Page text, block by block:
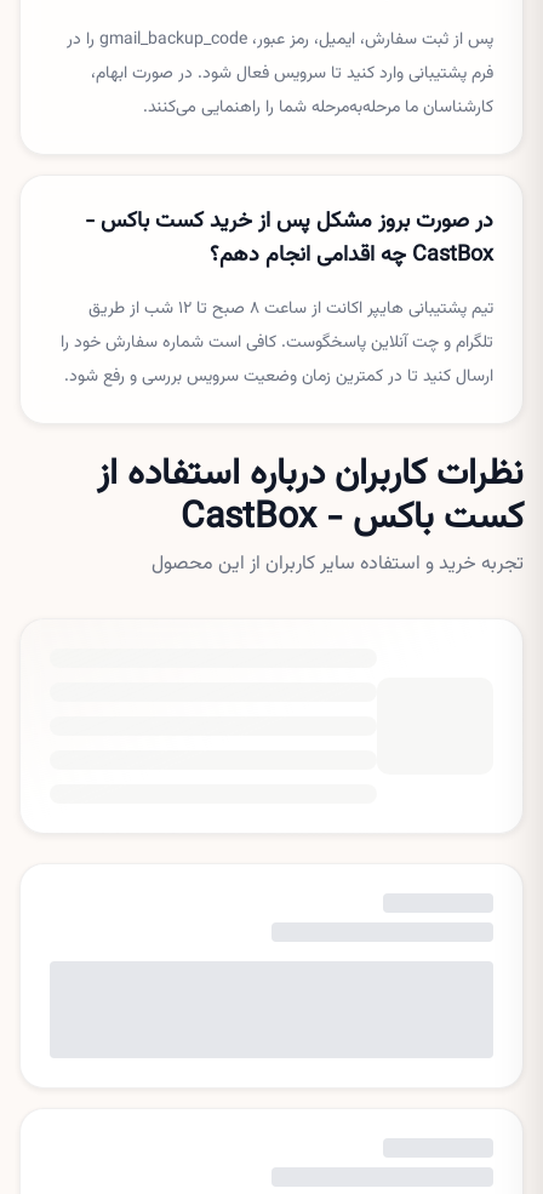
پس از ثبت سفارش، ایمیل، رمز عبور، gmail_backup_code را در
فرم پشتیبانی وارد کنید تا سرویس فعال شود. در صورت ابهام،
کارشناسان ما مرحله‌به‌مرحله شما را راهنمایی می‌کنند.
در صورت بروز مشکل پس از خرید کست باکس -
CastBox چه اقدامی انجام دهم؟
تیم پشتیبانی هایپر اکانت از ساعت ۸ صبح تا ۱۲ شب از طریق
تلگرام و چت آنلاین پاسخگوست. کافی است شماره سفارش خود را
ارسال کنید تا در کمترین زمان وضعیت سرویس بررسی و رفع شود.
نظرات کاربران درباره استفاده از
کست باکس - CastBox
تجربه خرید و استفاده سایر کاربران از این محصول